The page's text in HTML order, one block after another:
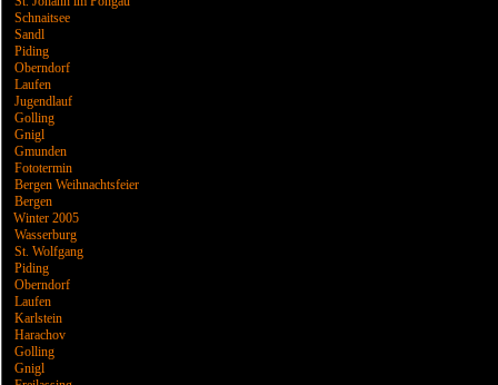
Schnaitsee
Sandl
Piding
Oberndorf
Laufen
Jugendlauf
Golling
Gnigl
Gmunden
Fototermin
Bergen Weihnachtsfeier
Bergen
Winter 2005
Wasserburg
St. Wolfgang
Piding
Oberndorf
Laufen
Karlstein
Harachov
Golling
Gnigl